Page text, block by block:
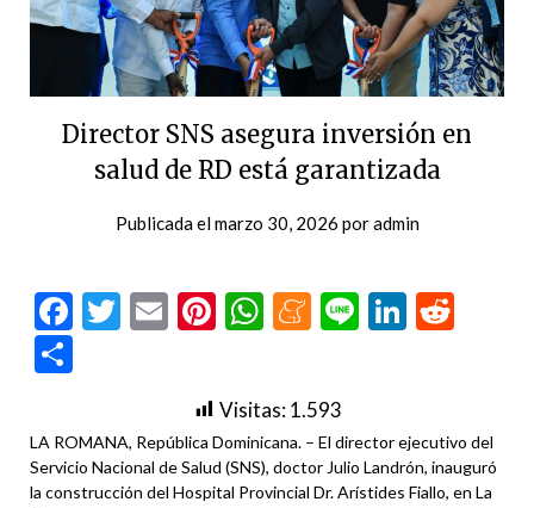
Director SNS asegura inversión en
salud de RD está garantizada
Publicada elmarzo 30, 2026 poradmin
Facebook
Twitter
EmailPinterest
WhatsApp
Meneame
Line
Visitas:1.593
LA ROMANA, República Dominicana. – El director ejecutivo del
Servicio Nacional de Salud (SNS), doctor Julio Landrón, inauguró
la construcción del Hospital Provincial Dr. Arístides Fiallo, en La